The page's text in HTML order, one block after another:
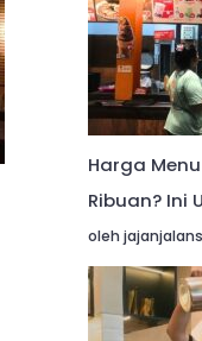
Harga
Ribuan? Ini
oleh